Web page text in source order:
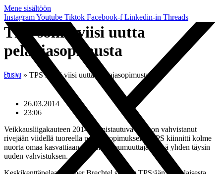
Mene sisältöön
InstagramYoutube Tiktok Facebook-f Linkedin-in Threads
TPS solmi viisi uutta
pelaajasopimusta
Etusivu » TPS solmi viisi uutta pelaajasopimusta
26.03.2014
23:06
Veikkausliigakauteen 2014 valmistautuva TPS on vahvistanut
rivejään viidellä tuoreella pelaajasopimuksella. TPS kiinnitti kolme
nuorta omaa kasvattiaan, yhden paluumuuttajan sekä yhden täysin
uuden vahvistuksen.